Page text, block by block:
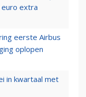
extra
eerste Airbus
oplopen
in kwartaal met